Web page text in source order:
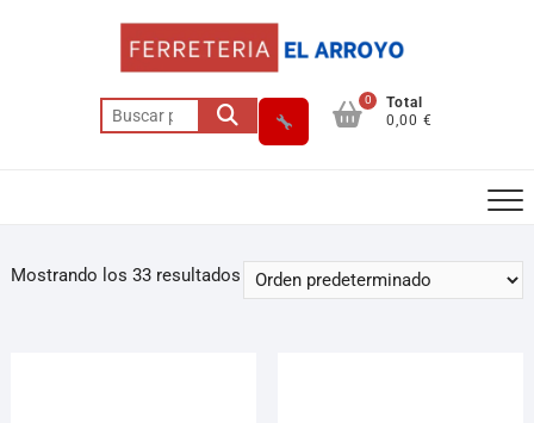
0
Total
0,00 €
Mostrando los 33 resultados